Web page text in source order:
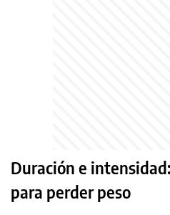
Duración e
para perder peso